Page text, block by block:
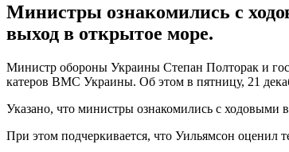
Министры ознакомились с
выход в открытое море.
Министр обороны Украины Степан Полторак и
катеров ВМС Украины. Об этом в пятницу, 21
Указано, что министры ознакомились с
При этом подчеркивается, что Уильямсон оценил